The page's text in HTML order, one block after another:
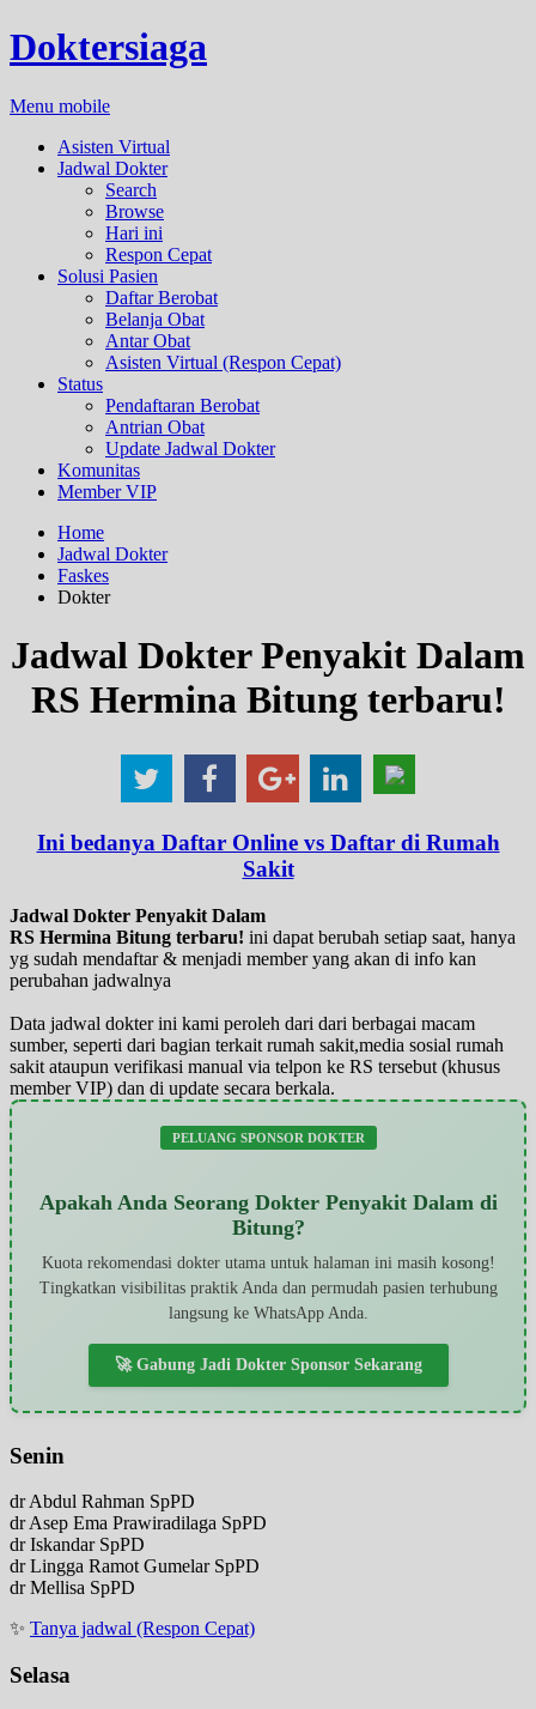
Doktersiaga
Menu mobile
Asisten Virtual
Jadwal Dokter
Search
Browse
Hari ini
Respon Cepat
Solusi Pasien
Daftar Berobat
Belanja Obat
Antar Obat
Asisten Virtual (Respon Cepat)
Status
Pendaftaran Berobat
Antrian Obat
Update Jadwal Dokter
Komunitas
Member VIP
Home
Jadwal Dokter
Faskes
Dokter
Jadwal Dokter Penyakit Dalam
RS Hermina Bitung terbaru!
Ini bedanya Daftar Online vs Daftar di Rumah
Sakit
Jadwal Dokter Penyakit Dalam
RS Hermina Bitung terbaru! ini dapat berubah setiap saat, hanya
yg sudah mendaftar & menjadi member yang akan di info kan
perubahan jadwalnya
Data jadwal dokter ini kami peroleh dari dari berbagai macam
sumber, seperti dari bagian terkait rumah sakit,media sosial rumah
sakit ataupun verifikasi manual via telpon ke RS tersebut (khusus
member VIP) dan di update secara berkala.
PELUANG SPONSOR DOKTER
Apakah Anda Seorang Dokter Penyakit Dalam di
Bitung?
Kuota rekomendasi dokter utama untuk halaman ini masih kosong!
Tingkatkan visibilitas praktik Anda dan permudah pasien terhubung
langsung ke WhatsApp Anda.
🚀 Gabung Jadi Dokter Sponsor Sekarang
Senin
dr Abdul Rahman SpPD
dr Asep Ema Prawiradilaga SpPD
dr Iskandar SpPD
dr Lingga Ramot Gumelar SpPD
dr Mellisa SpPD
✨ Tanya jadwal (Respon Cepat)
Selasa